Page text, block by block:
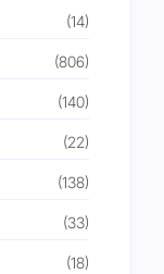
(14)
(806)
(140)
(22)
(138)
(33)
(18)